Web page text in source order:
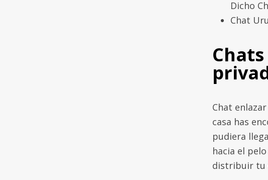
Dicho
Chat
Chat
casa has
pudiera
hacia el
distribuir tu